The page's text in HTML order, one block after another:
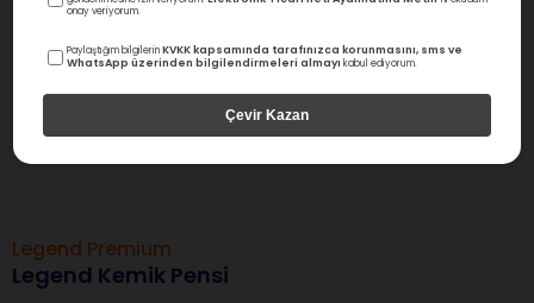
Legend Premium
Legend Kemik Pensi
onay veriyorum.
Paylaştığım bilgilerinKVKK kapsamında tarafınızca korunmasını, sms ve
WhatsApp üzerinden bilgilendirmeleri almayı kabul ediyorum.
Çevir Kazan